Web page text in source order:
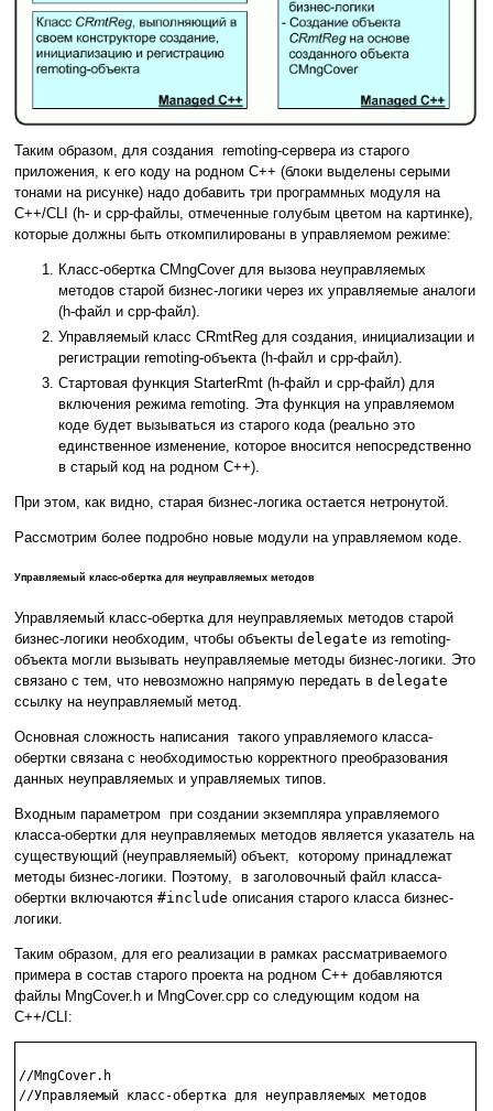
Таким образом, для создания remoting-сервера из старого
приложения, к его коду на родном C++ (блоки выделены серыми
тонами на рисунке) надо добавить три программных модуля на
C++/CLI (h- и cpp-файлы, отмеченные голубым цветом на картинке),
которые должны быть откомпилированы в управляемом режиме:
Класс-обертка CMngCover для вызова неуправляемых
методов старой бизнес-логики через их управляемые аналоги
(h-файл и cpp-файл).
Управляемый класс CRmtReg для создания, инициализации и
регистрации remoting-объекта (h-файл и cpp-файл).
Стартовая функция StarterRmt (h-файл и cpp-файл) для
включения режима remoting. Эта функция на управляемом
коде будет вызываться из старого кода (реально это
единственное изменение, которое вносится непосредственно
в старый код на родном C++).
При этом, как видно, старая бизнес-логика остается нетронутой.
Рассмотрим более подробно новые модули на управляемом коде.
Управляемый класс-обертка для неуправляемых методов
Управляемый класс-обертка для неуправляемых методов старой
бизнес-логики необходим, чтобы объекты delegate из remoting-
объекта могли вызывать неуправляемые методы бизнес-логики. Это
связано с тем, что невозможно напрямую передать в delegate
ссылку на неуправляемый метод.
Основная сложность написания такого управляемого класса-
обертки связана с необходимостью корректного преобразования
данных неуправляемых и управляемых типов.
Входным параметром при создании экземпляра управляемого
класса-обертки для неуправляемых методов является указатель на
существующий (неуправляемый) объект, которому принадлежат
методы бизнес-логики. Поэтому, в заголовочный файл класса-
обертки включаются #include описания старого класса бизнес-
логики.
Таким образом, для его реализации в рамках рассматриваемого
примера в состав старого проекта на родном C++ добавляются
файлы MngCover.h и MngCover.cpp со следующим кодом на
C++/CLI:
//MngCover.h
//Управляемый класс-обертка для неуправляемых методов